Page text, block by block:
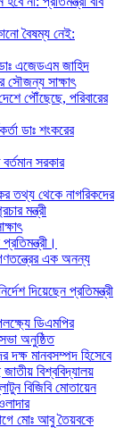
বৈষম্য নেই:
এজেডএম জাহিদ
সৌজন্য সাক্ষাৎ
পৌঁছেছে, পরিবারের
ডাঃ শংকরের
সরকার
তথ্য থেকে নাগরিকদের
মন্ত্রী
এক অনন্য
দিয়েছেন প্রতিমন্ত্রী
ডিএমপির
অনুষ্ঠিত
দক্ষ মানবসম্পদ হিসেবে
বিশ্ববিদ্যালয়
বিজিবি মোতায়েন
মোঃ আবু তৈয়বকে